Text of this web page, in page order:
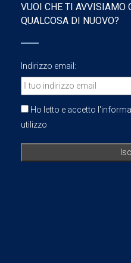
VUOI CHE TI AVVISIAMO
QUALCOSA DI NUOVO?
Indirizzo email:
Ho letto e accetto
utilizzo